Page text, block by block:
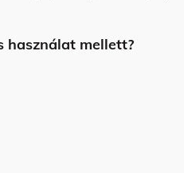
használat mellett?